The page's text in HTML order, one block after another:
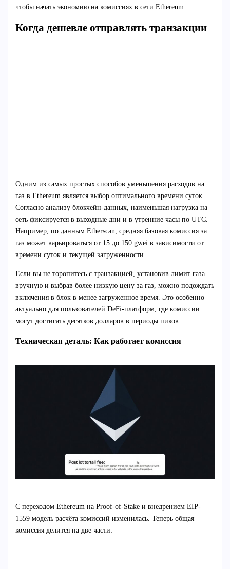
чтобы начать экономию на комиссиях в сети Ethereum.
Когда дешевле отправлять транзакции
Одним из самых простых способов уменьшения расходов на
газ в Ethereum является выбор оптимального времени суток.
Согласно анализу блокчейн-данных, наименьшая нагрузка на
сеть фиксируется в выходные дни и в утренние часы по UTC.
Например, по данным Etherscan, средняя базовая комиссия за
газ может варьироваться от 15 до 150 gwei в зависимости от
времени суток и текущей загруженности.
Если вы не торопитесь с транзакцией, установив лимит газа
вручную и выбрав более низкую цену за газ, можно подождать
включения в блок в менее загруженное время. Это особенно
актуально для пользователей DeFi-платформ, где комиссии
могут достигать десятков долларов в периоды пиков.
Техническая деталь: Как работает комиссия
С переходом Ethereum на Proof-of-Stake и внедрением EIP-
1559 модель расчёта комиссий изменилась. Теперь общая
комиссия делится на две части: